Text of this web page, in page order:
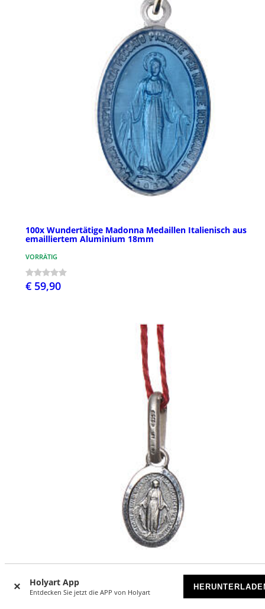
Holyart App
Entdecken Sie jetzt die APP von Holyart
100x Wundertätige Madonna Medaillen Italienisch aus
emailliertem Aluminium 18mm
VORRÄTIG
€ 59,90
Wunderbare Medaille Silber oval